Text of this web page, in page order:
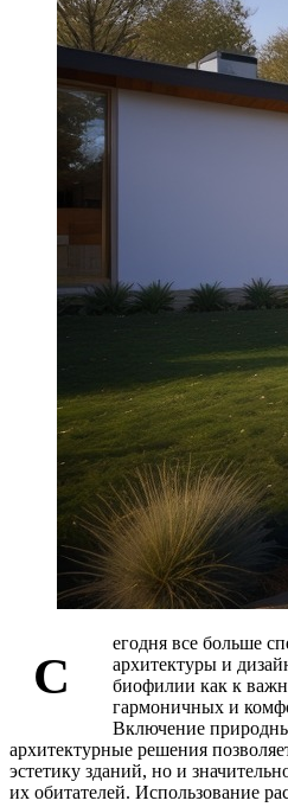
С
егодня все больше
архитектуры и
биофилии как к
гармоничных и
Включение
архитектурные решения
эстетику зданий, но и
их обитателей. Использование